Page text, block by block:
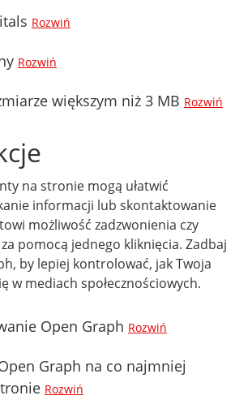
Rozwiń
Rozwiń
większym niż 3 MB Rozwiń
na stronie mogą ułatwić
informacji lub skontaktowanie
możliwość zadzwonienia czy
pomocą jednego kliknięcia. Zadbaj
by lepiej kontrolować, jak Twoja
w mediach społecznościowych.
Open Graph Rozwiń
Graph na co najmniej
Rozwiń